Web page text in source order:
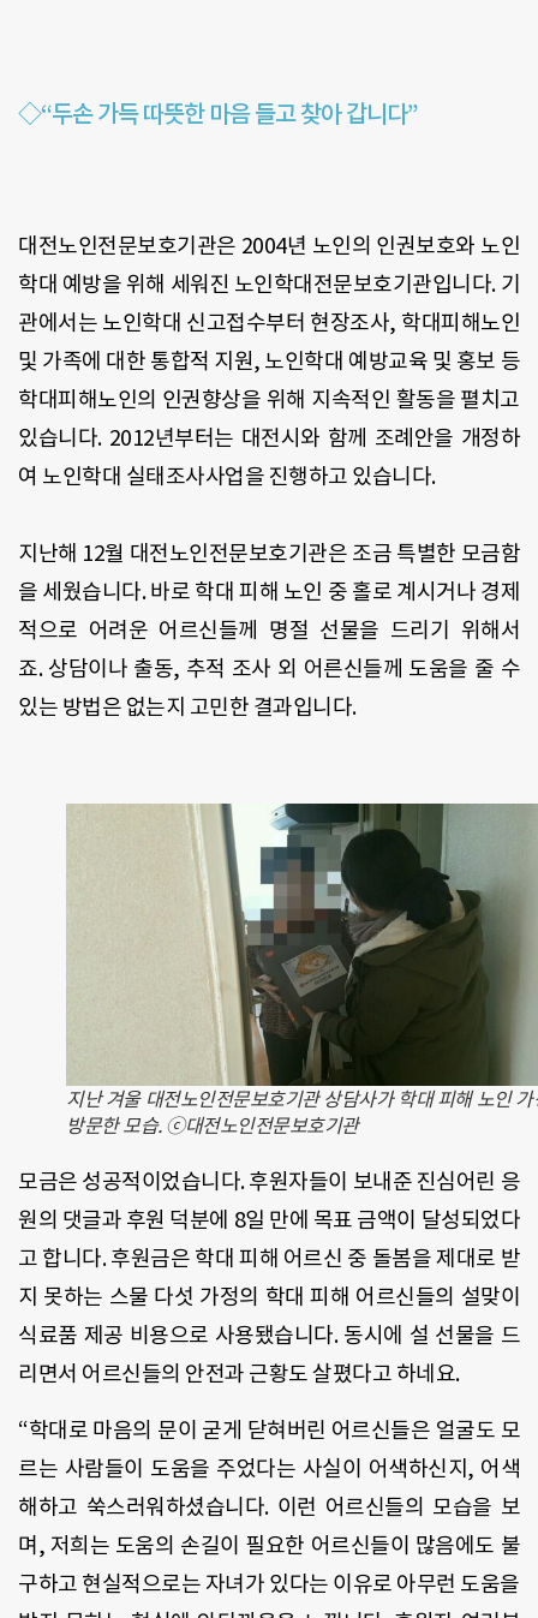
◇“두손 가득 따뜻한 마음 들고 찾아 갑니다”
대전노인전문보호기관은 2004년 노인의 인권보호와 노인
학대 예방을 위해 세워진 노인학대전문보호기관입니다. 기
관에서는 노인학대 신고접수부터 현장조사, 학대피해노인
및 가족에 대한 통합적 지원, 노인학대 예방교육 및 홍보 등
학대피해노인의 인권향상을 위해 지속적인 활동을 펼치고
있습니다. 2012년부터는 대전시와 함께 조례안을 개정하
여 노인학대 실태조사사업을 진행하고 있습니다.
지난해 12월 대전노인전문보호기관은 조금 특별한 모금함
을 세웠습니다.바로 학대 피해 노인 중 홀로 계시거나 경제
적으로 어려운 어르신들께 명절 선물을 드리기 위해서
죠. 상담이나 출동, 추적 조사 외 어른신들께 도움을 줄 수
있는 방법은 없는지 고민한 결과입니다.
지난 겨울 대전노인전문보호기관 상담사가 학대 피해 노인 가
방문한 모습. ⓒ대전노인전문보호기관
모금은 성공적이었습니다.후원자들이 보내준 진심어린 응
원의 댓글과 후원 덕분에 8일 만에 목표 금액이 달성되었다
고 합니다.후원금은 학대 피해 어르신 중 돌봄을 제대로 받
지 못하는 스물 다섯 가정의 학대 피해 어르신들의 설맞이
식료품 제공 비용으로 사용됐습니다. 동시에 설 선물을 드
리면서 어르신들의 안전과 근황도 살폈다고 하네요.
“학대로 마음의 문이 굳게 닫혀버린 어르신들은 얼굴도 모
르는 사람들이 도움을 주었다는 사실이 어색하신지 , 어색
해하고 쑥스러워하셨습니다. 이런 어르신들의 모습을 보
며 , 저희는 도움의 손길이 필요한 어르신들이 많음에도 불
구하고 현실적으로는 자녀가 있다는 이유로 아무런 도움을